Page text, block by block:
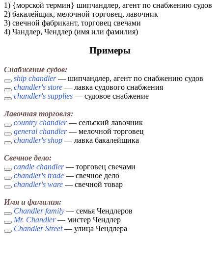
1) {морской термин} шипчандлер, агент по снабжению судов
2) бакалейщик, мелочной торговец, лавочник
3) свечной фабрикант, торговец свечами
4) Чандлер, Чендлер (имя или фамилия)
Примеры
Снабжение судов:
ship chandler— шипчандлер, агент по снабжению судов
chandler's store — лавка судового снабжения
chandler's supplies — судовое снабжение
Лавочная торговля:
country chandler— сельский лавочник
general chandler— мелочной торговец
chandler's shop — лавка бакалейщика
Свечное дело:
candle chandler— торговец свечами
chandler's trade — свечное дело
chandler's ware — свечной товар
Имя и фамилия:
Chandler family — семья Чендлеров
Mr. Chandler— мистер Чендлер
Chandler Street— улица Чендлера